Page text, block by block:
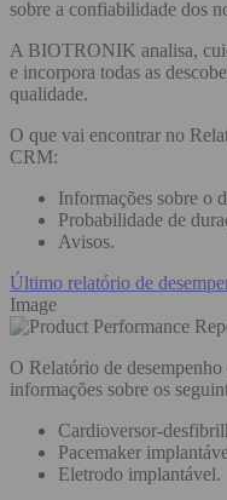
sobre a confiabilidade dos
A BIOTRONIK analisa,
e incorpora todas as
qualidade.
O que vai encontrar no
CRM:
Informações sobre o
Probabilidade de
Avisos.
Último relatório de
Image
O Relatório de
informações sobre os
Cardioversor-
Pacemaker
Eletrodo implantável.